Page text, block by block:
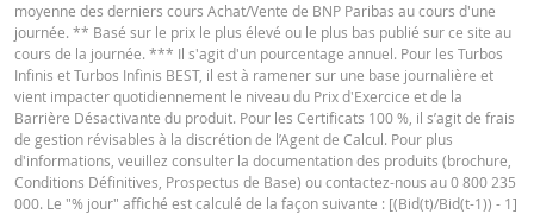
CONDITIONS DÉFINITIVES RÉSUMÉ
Français (France)
KEY INFORMATION DOCUMENTS
moyenne des derniers cours Achat/Vente de BNP Paribas au cours d'une
journée. ** Basé sur le prix le plus élevé ou le plus bas publié sur ce site au
cours de la journée. *** Il s'agit d'un pourcentage annuel. Pour les Turbos
Infinis et Turbos Infinis BEST, il est à ramener sur une base journalière et
vient impacter quotidiennement le niveau du Prix d'Exercice et de la
Barrière Désactivante du produit. Pour les Certificats 100 %, il s’agit de frais
de gestion révisables à la discrétion de l’Agent de Calcul. Pour plus
d'informations, veuillez consulter la documentation des produits (brochure,
Conditions Définitives, Prospectus de Base) ou contactez-nous au 0 800 235
000. Le "% jour" affiché est calculé de la façon suivante : [(Bid(t)/Bid(t-1)) - 1]